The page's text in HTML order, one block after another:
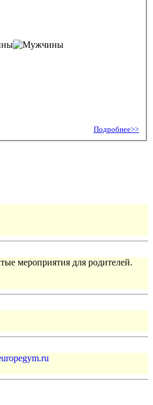
Подробнее>>
мероприятия для родителей.